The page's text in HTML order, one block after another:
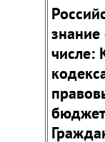
знание
числе: